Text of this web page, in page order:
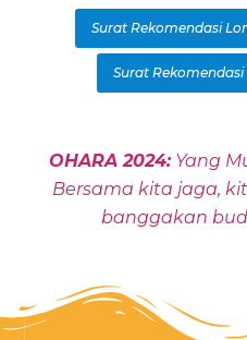
Surat Rekomendasi
Surat
OHARA 2024:Yang
Bersama kita jaga,
banggakan